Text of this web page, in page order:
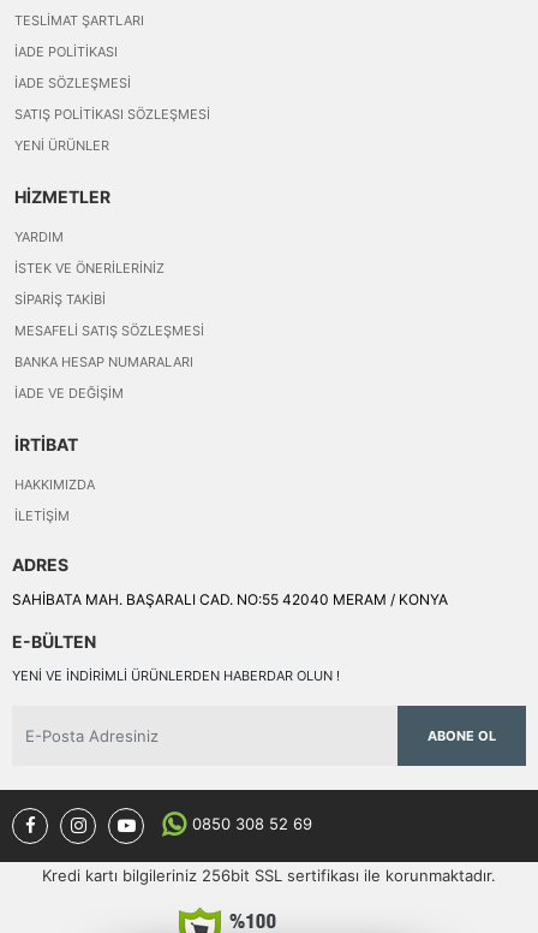
TESLIMAT ŞARTLARI
İADE POLITIKASI
İADE SÖZLEŞMESI
SATIŞ POLITIKASI SÖZLEŞMESI
YENI ÜRÜNLER
HİZMETLER
YARDIM
İSTEK VE ÖNERILERINIZ
SIPARIŞ TAKIBI
MESAFELI SATIŞ SÖZLEŞMESI
BANKA HESAP NUMARALARI
İADE VE DEĞIŞIM
İRTİBAT
HAKKIMIZDA
İLETIŞIM
ADRES
SAHİBATA MAH. BAŞARALI CAD. NO:55 42040 MERAM / KONYA
E-BÜLTEN
YENI VE INDIRIMLI ÜRÜNLERDEN HABERDAR OLUN !
ABONE OL
0850 308 52 69
Kredi kartı bilgileriniz 256bit SSL sertifikası ile korunmaktadır.